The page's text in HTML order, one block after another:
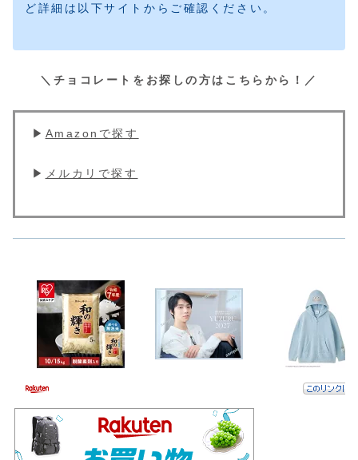
ど詳細は以下サイトからご確認ください。
＼チョコレートをお探しの方はこちらから！／
▶︎ Amazonで探す
▶︎ メルカリで探す